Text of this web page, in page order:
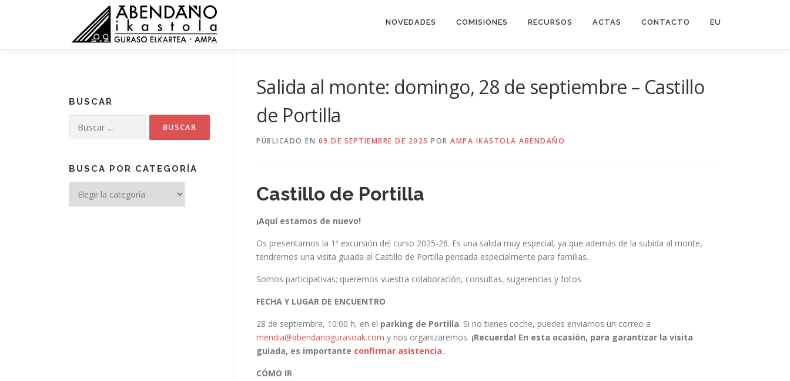
NOVEDADES COMISIONES RECURSOS ACTAS CONTACTO EU
Salida al monte: domingo, 28 de septiembre – Castillo
de Portilla
PÚBLICADO EN 09 DE SEPTIEMBRE DE 2025 POR AMPA IKASTOLA ABENDAÑO
Castillo de Portilla
¡Aquí estamos de nuevo!
Os presentamos la 1ª excursión del curso 2025-26. Es una salida muy especial, ya que además de la subida al monte,
tendremos una visita guiada al Castillo de Portilla pensada especialmente para familias.
Somos participativas; queremos vuestra colaboración, consultas, sugerencias y fotos.
FECHA Y LUGAR DE ENCUENTRO
28 de septiembre, 10:00 h, en el parking de Portilla. Si no tienes coche, puedes enviarnos un correo a
mendia@abendanogurasoak.com y nos organizaremos. ¡Recuerda! En esta ocasión, para garantizar la visita
guiada, es importante confirmar asistencia.
CÓMO IR
BUSCAR
BUSCA POR CATEGORÍA
por